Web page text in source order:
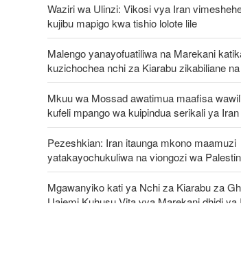
Waziri wa Ulinzi: Vikosi vya Iran
kujibu mapigo kwa tishio lolote lile
Malengo yanayofuatiliwa na Marekani
kuzichochea nchi za Kiarabu zikabiliane
Mkuu wa Mossad awatimua maafisa
kufeli mpango wa kuipindua serikali ya Iran
Pezeshkian: Iran itaunga mkono maamuzi
yatakayochukuliwa na viongozi wa
Mgawanyiko kati ya Nchi za Kiarabu za
Uajemi Kuhusu Vita vya Marekani dhidi ya